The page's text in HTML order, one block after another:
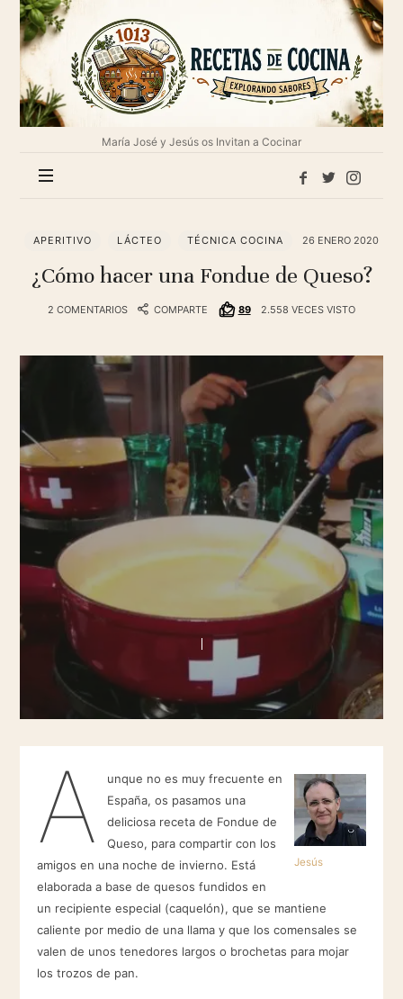
1013
Recetas
de
cocina
María José y Jesús os Invitan a Cocinar
APERITIVO LÁCTEO TÉCNICA COCINA 26 ENERO 2020
¿Cómo hacer una Fondue de Queso?
2 COMENTARIOS COMPARTE 89 2.558 VECES VISTO
Jesús
A
unque no es muy frecuente en
España, os pasamos una
deliciosa receta de Fondue de
Queso, para compartir con los
amigos en una noche de invierno. Está
elaborada a base de quesos fundidos en
un recipiente especial (caquelón), que se mantiene
caliente por medio de una llama y que los comensales se
valen de unos tenedores largos o brochetas para mojar
los trozos de pan.